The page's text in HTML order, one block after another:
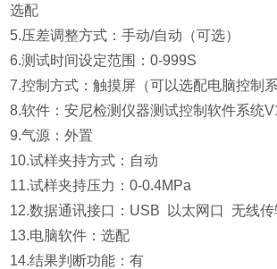
选配
5.压差调整方式：手动/自动（可选）
6.测试时间设定范围：0-999S
7.控制方式：触摸屏（可以选配电脑控制系
8.软件：安尼检测仪器测试控制软件系统
9.气源：外置
10.试样夹持方式：自动
11.试样夹持压力：0-0.4MPa
12.数据通讯接口：USB 以太网口 无线传
13.电脑软件：选配
14.结果判断功能：有